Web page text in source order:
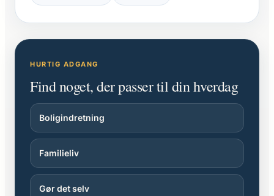
HURTIG ADGANG
Find noget, der passer til din hverdag
Boligindretning
Familieliv
Gør det selv